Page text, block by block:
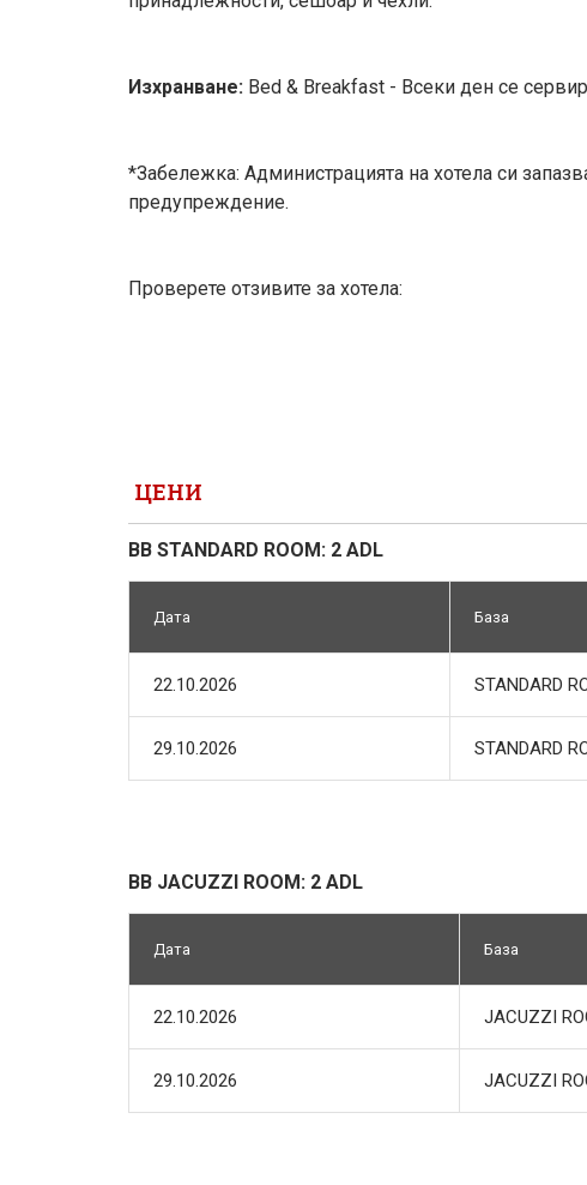
Изхранване: Bed & Breakfast - Всеки ден се
*Забележка: Администрацията на хотела си
предупреждение.
Проверете отзивите за хотела:
ЦЕНИ
BB STANDARD ROOM: 2 ADL
Дата База
22.10.2026 STANDARD
29.10.2026 STANDARD
BB JACUZZI ROOM: 2 ADL
Дата База
22.10.2026 JACUZZI
29.10.2026 JACUZZI